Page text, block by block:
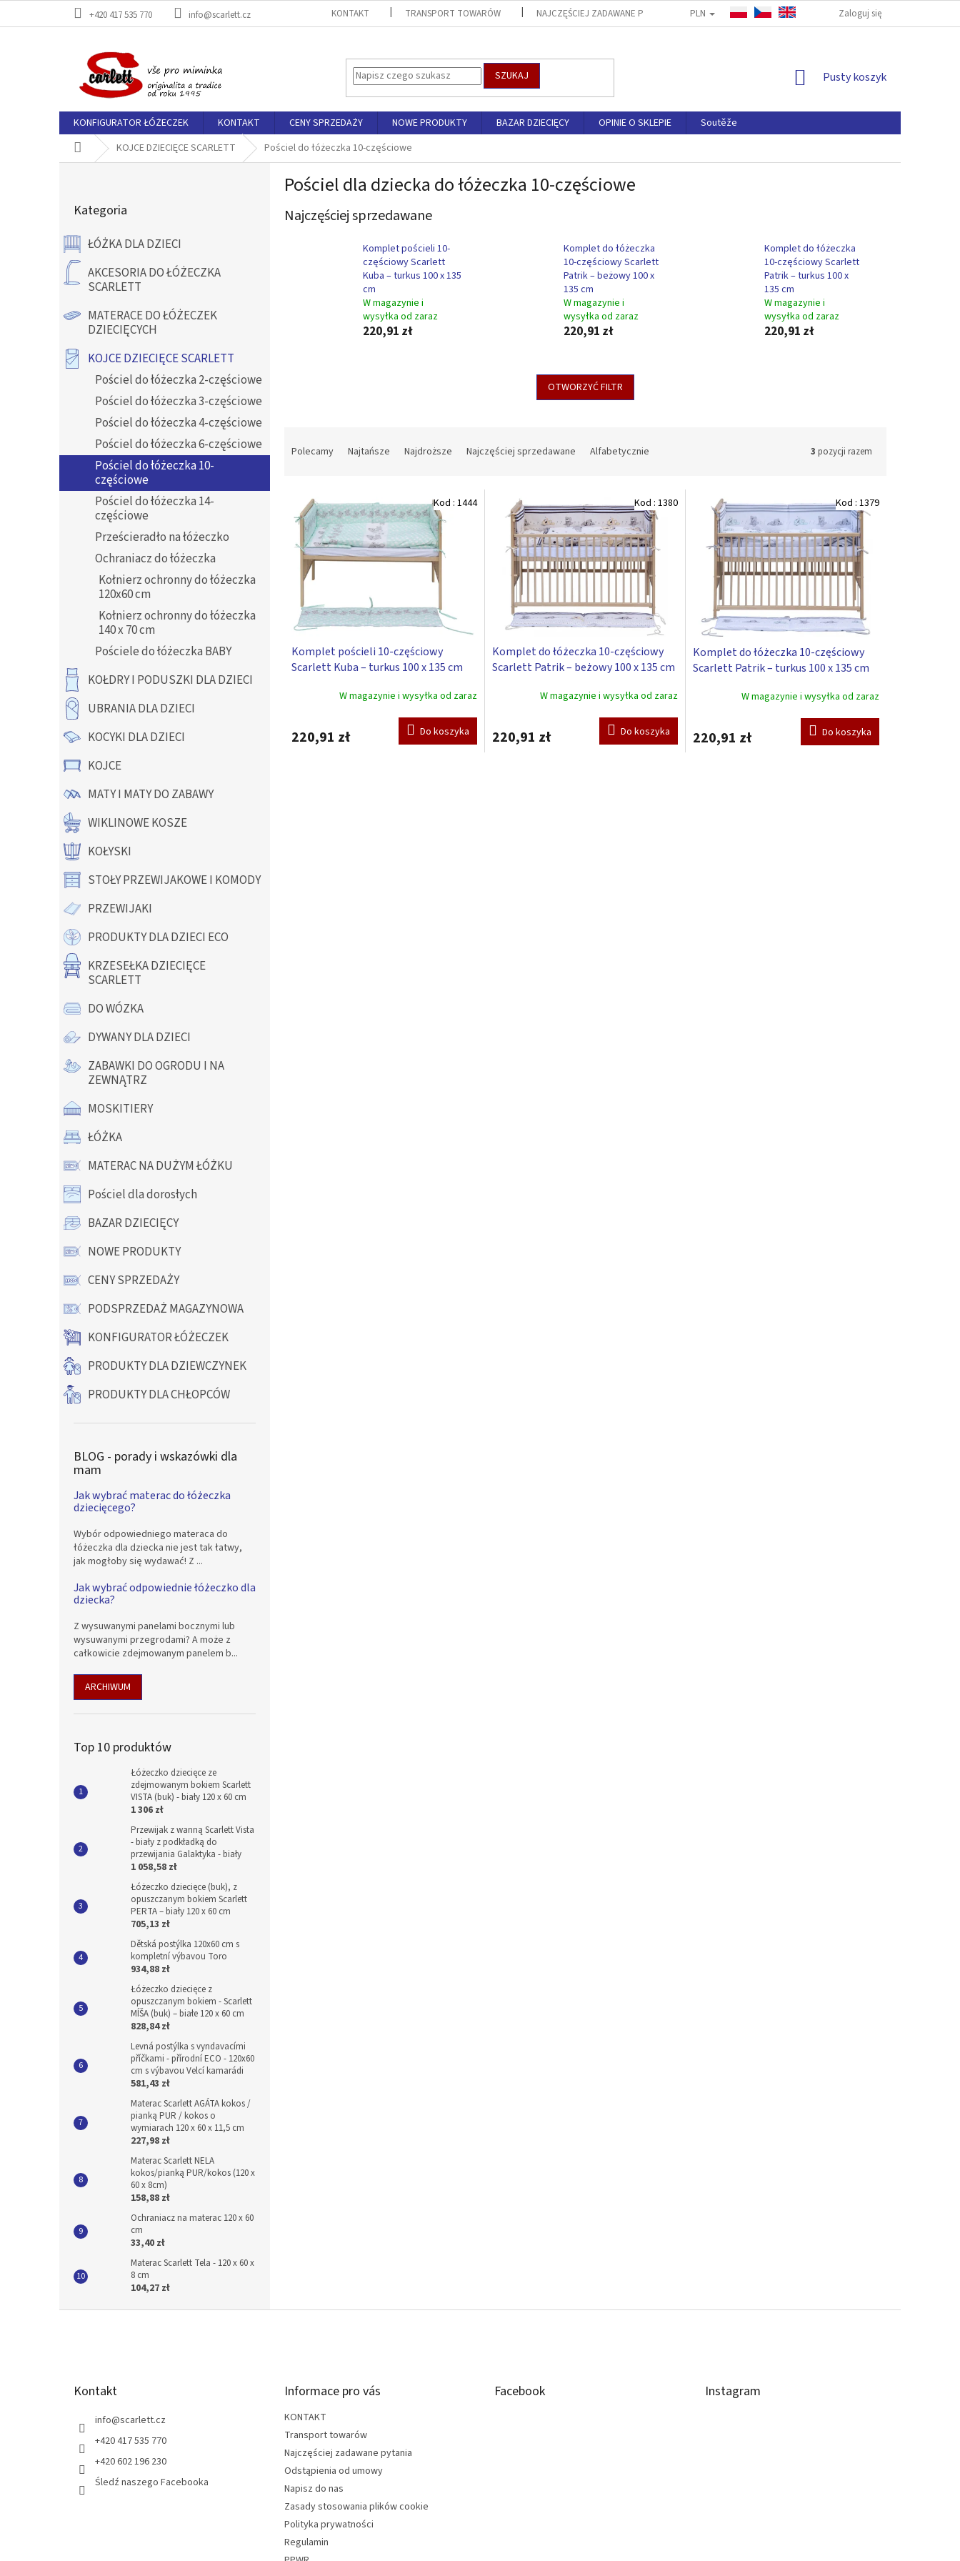
+420 417 535 770 info@scarlett.cz KONTAKT TRANSPORT TOWARÓW NAJCZĘŚCIEJ ZADAWANE PYTANIA ODSTĄPIENIA OD UMOWY NAPISZ DO NAS
PLN Zaloguj się
SZUKAJ KOSZYK
Pusty koszyk
KONFIGURATOR ŁÓŻECZEK KONTAKT CENY SPRZEDAŻY NOWE PRODUKTY BAZAR DZIECIĘCY OPINIE O SKLEPIE
Soutěže
Home KOJCE DZIECIĘCE SCARLETT Pościel do łóżeczka 10-częściowe
k
b
c
n
kategorie
Kategoria
ŁÓŻKA DLA DZIECI
AKCESORIA DO ŁÓŻECZKA
SCARLETT
MATERACE DO ŁÓŻECZEK
DZIECIĘCYCH
KOJCE DZIECIĘCE SCARLETT
Pościel do łóżeczka 2-częściowe
Pościel do łóżeczka 3-częściowe
Pościel do łóżeczka 4-częściowe
Pościel do łóżeczka 6-częściowe
Pościel do łóżeczka 10-
częściowe
Pościel do łóżeczka 14-
częściowe
Prześcieradło na łóżeczko
Ochraniacz do łóżeczka
Kołnierz ochronny do łóżeczka
120x60 cm
Kołnierz ochronny do łóżeczka
140 x 70 cm
Pościele do łóżeczka BABY
KOŁDRY I PODUSZKI DLA DZIECI
UBRANIA DLA DZIECI
KOCYKI DLA DZIECI
KOJCE
MATY I MATY DO ZABAWY
WIKLINOWE KOSZE
KOŁYSKI
STOŁY PRZEWIJAKOWE I KOMODY
PRZEWIJAKI
PRODUKTY DLA DZIECI ECO
KRZESEŁKA DZIECIĘCE
SCARLETT
DO WÓZKA
DYWANY DLA DZIECI
ZABAWKI DO OGRODU I NA
ZEWNĄTRZ
MOSKITIERY
ŁÓŻKA
MATERAC NA DUŻYM ŁÓŻKU
Pościel dla dorosłych
BAZAR DZIECIĘCY
NOWE PRODUKTY
CENY SPRZEDAŻY
PODSPRZEDAŻ MAGAZYNOWA
KONFIGURATOR ŁÓŻECZEK
PRODUKTY DLA DZIEWCZYNEK
PRODUKTY DLA CHŁOPCÓW
BLOG - porady i wskazówki dla
mam
Jak wybrać materac do łóżeczka
dziecięcego?
Wybór odpowiedniego materaca do
łóżeczka dla dziecka nie jest tak łatwy,
jak mogłoby się wydawać! Z ...
Jak wybrać odpowiednie łóżeczko dla
dziecka?
Z wysuwanymi panelami bocznymi lub
wysuwanymi przegrodami? A może z
całkowicie zdejmowanym panelem b...
ARCHIWUM
Top 10 produktów
Łóżeczko dziecięce ze
zdejmowanym bokiem Scarlett
VISTA (buk) - biały 120 x 60 cm
1 306 zł
Przewijak z wanną Scarlett Vista
- biały z podkładką do
przewijania Galaktyka - biały
1 058,58 zł
Łóżeczko dziecięce (buk), z
opuszczanym bokiem Scarlett
PERTA – biały 120 x 60 cm
705,13 zł
Dětská postýlka 120x60 cm s
kompletní výbavou Toro
934,88 zł
Łóżeczko dziecięce z
opuszczanym bokiem - Scarlett
MÍŠA (buk) – białe 120 x 60 cm
828,84 zł
Levná postýlka s vyndavacími
příčkami - přírodní ECO - 120x60
cm s výbavou Velcí kamarádi
581,43 zł
Materac Scarlett AGÁTA kokos /
pianką PUR / kokos o
wymiarach 120 x 60 x 11,5 cm
227,98 zł
Materac Scarlett NELA
kokos/pianką PUR/kokos (120 x
60 x 8cm)
158,88 zł
Ochraniacz na materac 120 x 60
cm
33,40 zł
Materac Scarlett Tela - 120 x 60 x
8 cm
104,27 zł
Pościel dla dziecka do łóżeczka 10-częściowe
Najczęściej sprzedawane
Komplet pościeli 10-
częściowy Scarlett
Kuba – turkus 100 x 135
cm
W magazynie i
wysyłka od zaraz
220,91 zł
Komplet do łóżeczka
10-częściowy Scarlett
Patrik – beżowy 100 x
135 cm
W magazynie i
wysyłka od zaraz
220,91 zł
Komplet do łóżeczka
10-częściowy Scarlett
Patrik – turkus 100 x
135 cm
W magazynie i
wysyłka od zaraz
220,91 zł
OTWORZYĆ FILTR
Polecamy Najtańsze Najdroższe Najczęściej sprzedawane Alfabetycznie 3 pozycji razem
Komplet pościeli 10-częściowy
Scarlett Kuba – turkus 100 x 135 cm
W magazynie i wysyłka od zaraz
220,91 zł Do koszyka
Kod : 1444
Komplet do łóżeczka 10-częściowy
Scarlett Patrik – beżowy 100 x 135 cm
W magazynie i wysyłka od zaraz
220,91 zł Do koszyka
Kod : 1380
Komplet do łóżeczka 10-częściowy
Scarlett Patrik – turkus 100 x 135 cm
W magazynie i wysyłka od zaraz
220,91 zł Do koszyka
Kod : 1379
Kontakt
info@scarlett.cz
+420 417 535 770
+420 602 196 230
Śledź naszego Facebooka
Informace pro vás
KONTAKT
Transport towarów
Najczęściej zadawane pytania
Odstąpienia od umowy
Napisz do nas
Zasady stosowania plików cookie
Polityka prywatności
Regulamin
Facebook Instagram